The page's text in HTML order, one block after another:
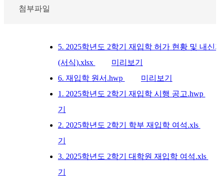
첨부파일
5. 2025학년도 2학기 재입학 허가 현황 및 내신
(서식).xlsx
미리보기
6. 재입학 원서.hwp
미리보기
1. 2025학년도 2학기 재입학 시행 공고.hwp
기
2. 2025학년도 2학기 학부 재입학 여석.xls
기
3. 2025학년도 2학기 대학원 재입학 여석.xls
기